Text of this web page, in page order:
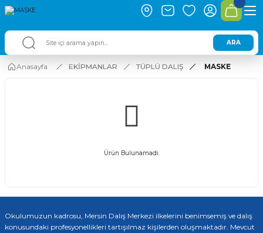
ARA
Anasayfa EKİPMANLAR TÜPLÜ DALIŞ MASKE
Ürün Bulunamadı.
Okulumuzun kadrosu, Mersin Dalış Merkezi ilkelerini benimsemiş ve dalış
konusundaki profesyonellikleri tartışılmaz kişilerden oluşmaktadır. Mevcut